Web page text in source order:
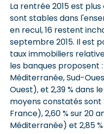
La rentrée 2015 est
sont stables dans
en recul, 16 restent
septembre 2015. Il est
taux immobiliers
les banques proposent :
Méditerranée, Sud-
Ouest), et 2,39 % dans
moyens constatés sont
France), 2,60 % sur 20
Méditerranée) et 2,85